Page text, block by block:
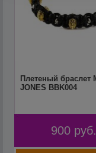
Плетеный браслет
JONES BBK004
900 руб.